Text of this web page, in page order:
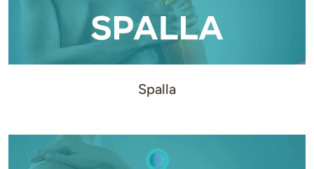
Spalla